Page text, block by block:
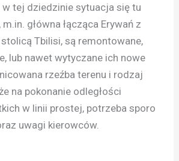
tej dziedzinie sytuacja się tu
główna łącząca Erywań z
Tbilisi, są remontowane,
lub nawet wytyczane ich nowe
rzeźba terenu i rodzaj
na pokonanie odległości
w linii prostej, potrzeba sporo
uwagi kierowców.